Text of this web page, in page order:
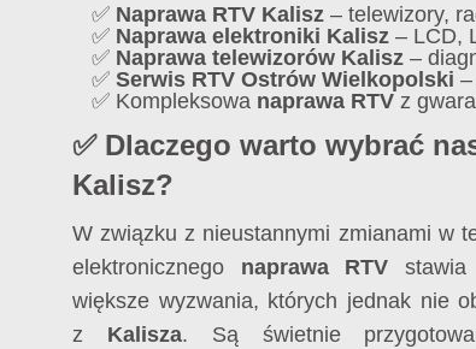
✅ Naprawa RTV Kalisz – telewizory,
✅ Naprawa elektroniki Kalisz – LCD,
✅ Naprawa telewizorów Kalisz –
✅ Serwis RTV Ostrów Wielkopolski
✅ Kompleksowa naprawa RTV z
✅ Dlaczego warto wybrać
Kalisz?
W związku z nieustannymi zmianami w
elektronicznego naprawa RTV stawia
większe wyzwania, których jednak nie
z Kalisza. Są świetnie